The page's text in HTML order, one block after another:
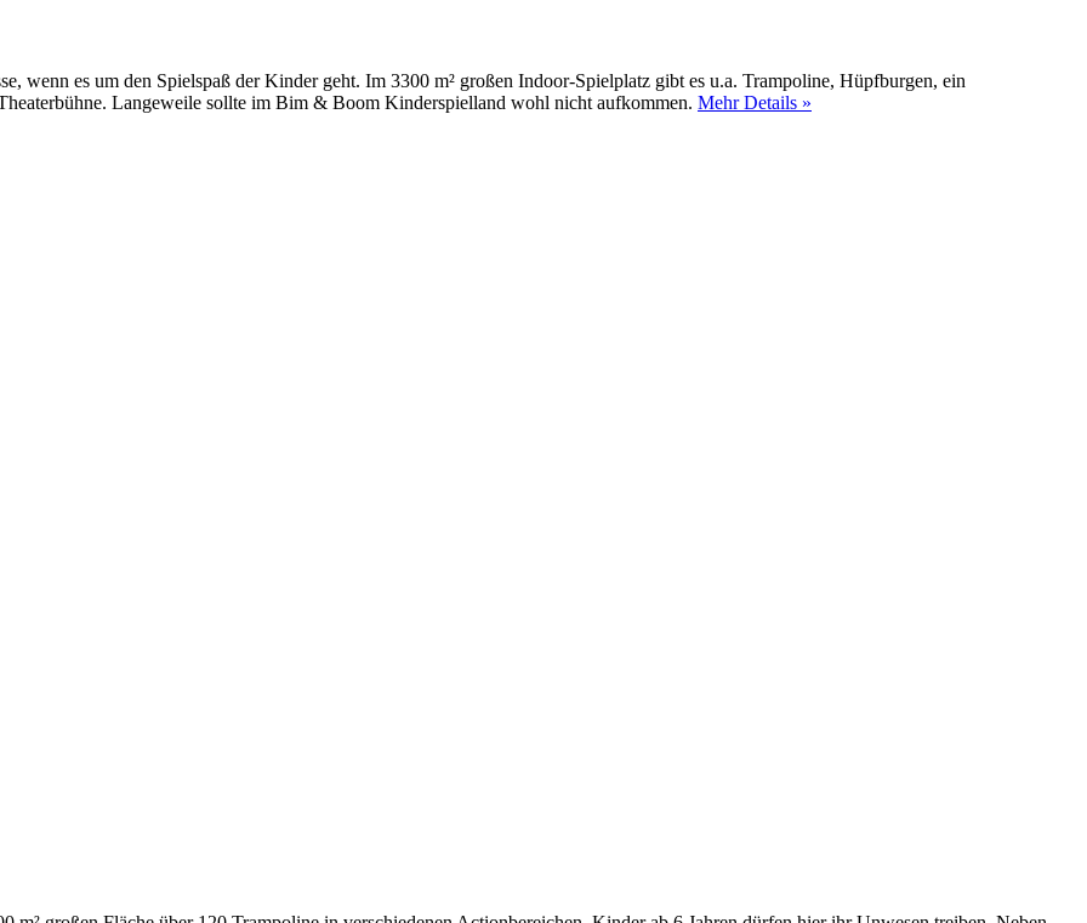
wenn es um den Spielspaß der Kinder geht. Im 3300 m² großen Indoor-Spielplatz gibt es u.a. Trampoline, Hüpfburgen, ein
Langeweile sollte im Bim & Boom Kinderspielland wohl nicht aufkommen. Mehr Details »